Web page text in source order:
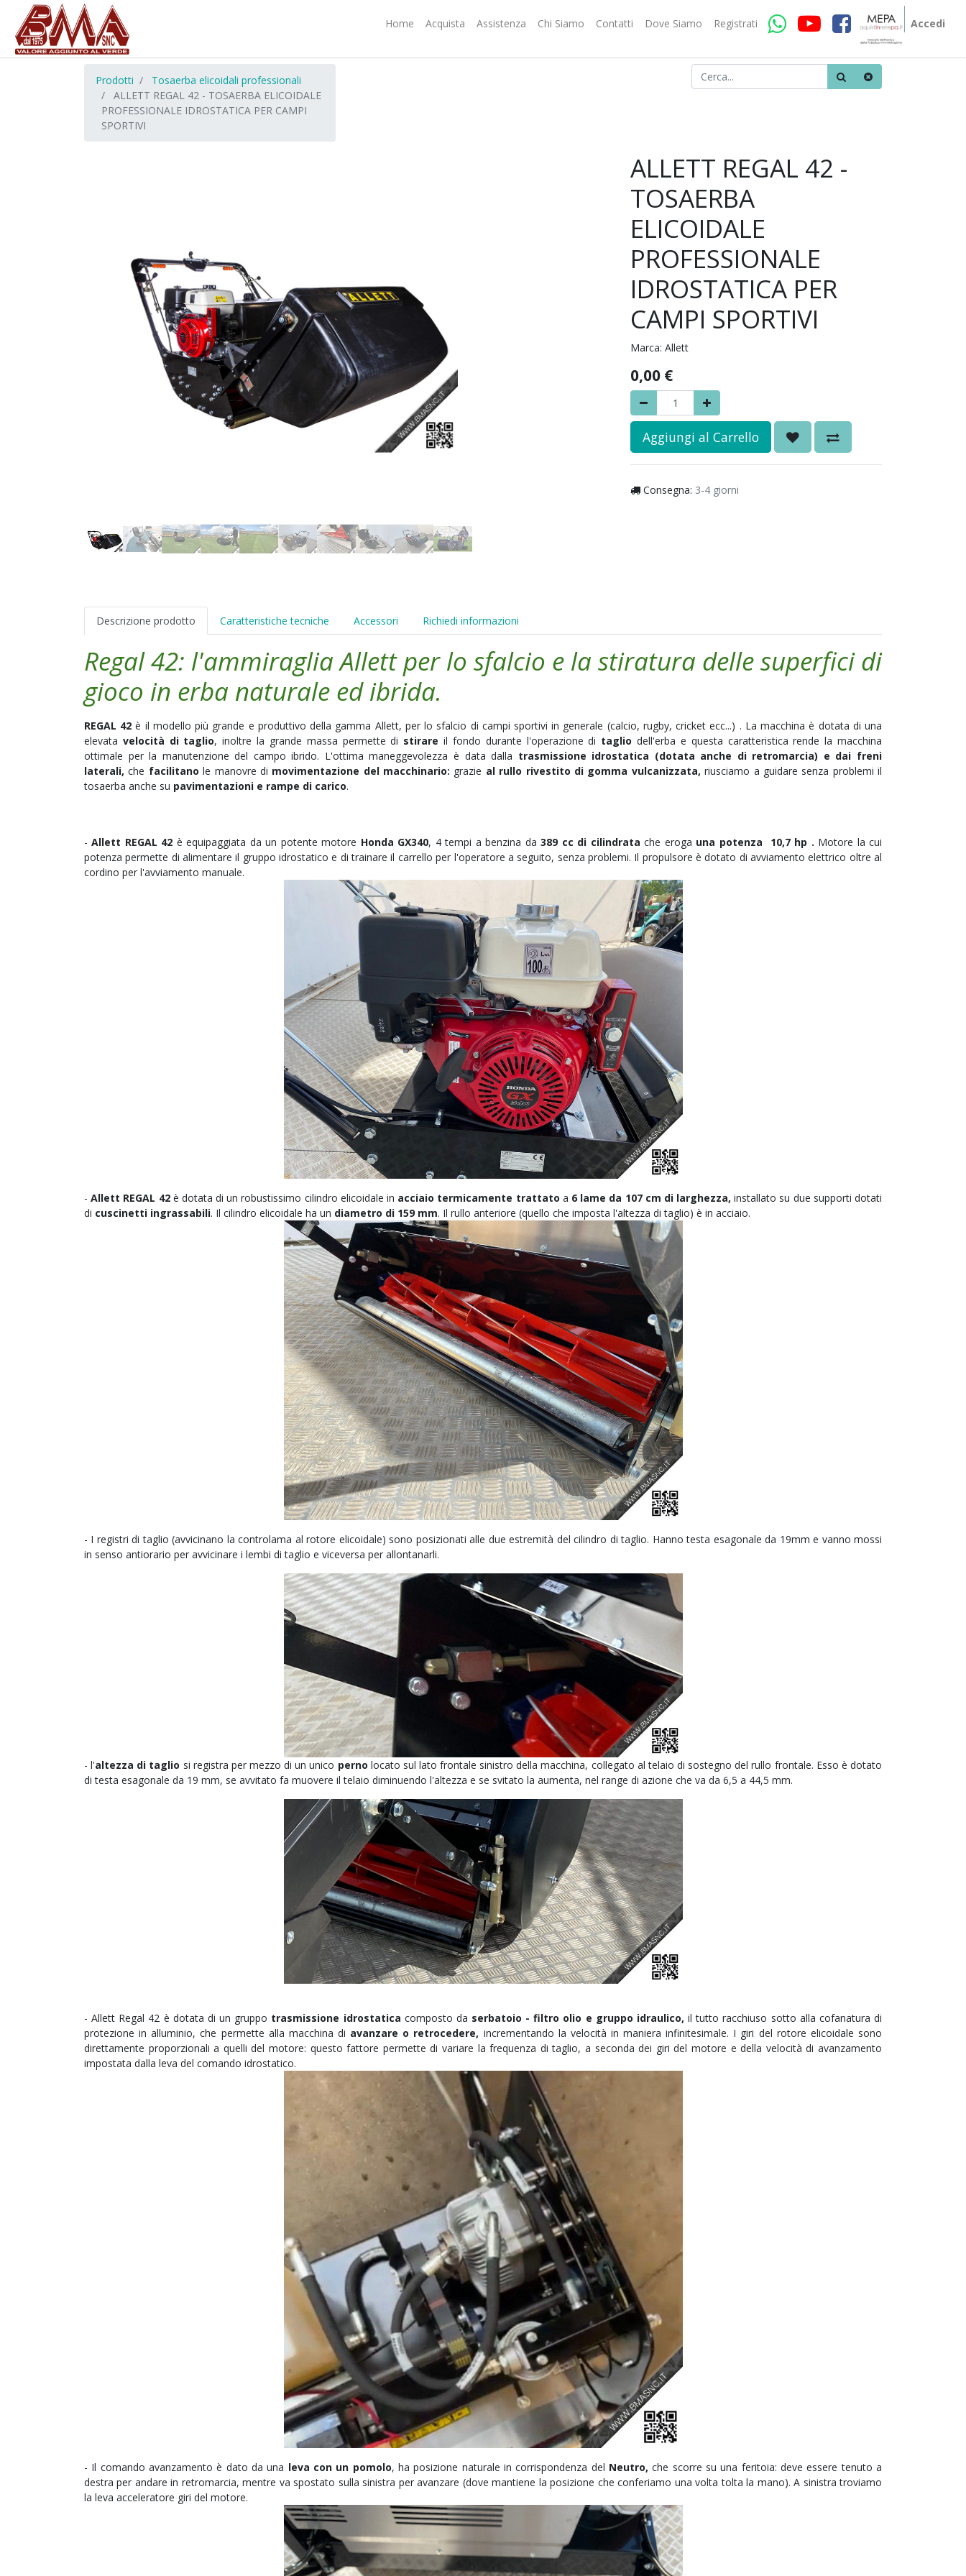
Home Acquista Assistenza Chi Siamo Contatti Dove Siamo Registrati Accedi
Prodotti
Tosaerba elicoidali professionali
ALLETT REGAL 42 - TOSAERBA ELICOIDALE
PROFESSIONALE IDROSTATICA PER CAMPI
SPORTIVI
ALLETT REGAL 42 -
TOSAERBA
ELICOIDALE
PROFESSIONALE
IDROSTATICA PER
CAMPI SPORTIVI
Marca: Allett
0,00 €
Aggiungi al Carrello
Consegna: 3-4 giorni
Descrizione prodotto Caratteristiche tecniche Accessori Richiedi informazioni
Regal 42: l'ammiraglia Allett per lo sfalcio e la stiratura delle superfici di
gioco in erba naturale ed ibrida.
REGAL 42è il modello più grande e produttivo della gamma Allett, per lo sfalcio di campi sportivi in generale (calcio, rugby,cricket ecc...) . La macchina è dotata di una
elevata velocità di taglio, inoltre la grande massa permette di stirareil fondo durante l'operazione di tagliodell'erba e questa caratteristica rende la macchina
ottimale per la manutenzione del campo ibrido. L'ottima maneggevolezza è data dalla trasmissione idrostatica (dotata anche di retromarcia) e dai freni
laterali,che facilitanole manovre di movimentazione del macchinario: grazie al rullo rivestito di gomma vulcanizzata, riusciamo a guidare senza problemi il
tosaerba anche su pavimentazioni e rampe di carico.
-Allett REGAL 42 è equipaggiata da un potente motore Honda GX340, 4 tempi a benzina da389 cc di cilindratache eroga una potenza 10,7 hp . Motore la cui
potenza permette di alimentare il gruppo idrostatico e di trainare il carrello per l'operatore a seguito, senza problemi. Il propulsore è dotato di avviamento elettrico oltre al
cordino per l'avviamento manuale.
-Allett REGAL 42è dotata di un robustissimo cilindro elicoidale in acciaio termicamente trattato a 6 lame da 107 cm di larghezza,installato su due supporti dotati
di cuscinetti ingrassabili. Il cilindro elicoidale ha un diametro di 159 mm. Il rullo anteriore (quello che imposta l'altezza di taglio) è in acciaio.
- I registri di taglio (avvicinano la controlama al rotore elicoidale) sono posizionati alle due estremità del cilindro di taglio. Hanno testa esagonale da 19mm e vanno mossi
in senso antiorario per avvicinare i lembi di taglio e viceversa per allontanarli.
- l'altezza di taglio si registra per mezzo di un unico perno locato sul lato frontale sinistro della macchina, collegato al telaio di sostegno del rullo frontale. Esso è dotato
di testa esagonale da 19 mm, se avvitato fa muovere il telaio diminuendo l'altezza e se svitato la aumenta, nel range di azione che va da 6,5 a 44,5 mm.
- Allett Regal 42 è dotata di un gruppo trasmissione idrostatica composto da serbatoio - filtro olio e gruppo idraulico, il tutto racchiuso sotto alla cofanatura di
protezione in alluminio, che permette alla macchina di avanzare o retrocedere, incrementando la velocità in maniera infinitesimale. I giri del rotore elicoidale sono
direttamente proporzionali a quelli del motore: questo fattore permette di variare la frequenza di taglio, a seconda dei giri del motore e della velocità di avanzamento
impostata dalla leva del comando idrostatico.
- Il comando avanzamento è dato da una leva con un pomolo, ha posizione naturale in corrispondenza del Neutro, che scorre su una feritoia: deve essere tenuto a
destra per andare in retromarcia, mentre va spostato sulla sinistra per avanzare (dove mantiene la posizione che conferiamo una volta tolta la mano). A sinistra troviamo
la leva acceleratore giri del motore.